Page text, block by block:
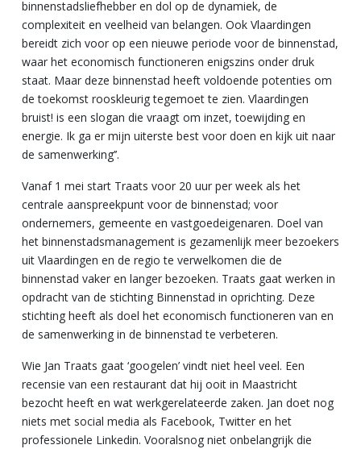
binnenstadsliefhebber en dol op de dynamiek, de
complexiteit en veelheid van belangen. Ook Vlaardingen
bereidt zich voor op een nieuwe periode voor de binnenstad,
waar het economisch functioneren enigszins onder druk
staat. Maar deze binnenstad heeft voldoende potenties om
de toekomst rooskleurig tegemoet te zien. Vlaardingen
bruist! is een slogan die vraagt om inzet, toewijding en
energie. Ik ga er mijn uiterste best voor doen en kijk uit naar
de samenwerking’’.
Vanaf 1 mei start Traats voor 20 uur per week als het
centrale aanspreekpunt voor de binnenstad; voor
ondernemers, gemeente en vastgoedeigenaren. Doel van
het binnenstadsmanagement is gezamenlijk meer bezoekers
uit Vlaardingen en de regio te verwelkomen die de
binnenstad vaker en langer bezoeken. Traats gaat werken in
opdracht van de stichting Binnenstad in oprichting. Deze
stichting heeft als doel het economisch functioneren van en
de samenwerking in de binnenstad te verbeteren.
Wie Jan Traats gaat ‘googelen’ vindt niet heel veel. Een
recensie van een restaurant dat hij ooit in Maastricht
bezocht heeft en wat werkgerelateerde zaken. Jan doet nog
niets met social media als Facebook, Twitter en het
professionele Linkedin. Vooralsnog niet onbelangrijk die